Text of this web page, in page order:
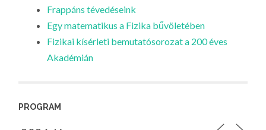
Frappáns tévedéseink
Egy matematikus a Fizika bűvöletében
Fizikai kísérleti bemutatósorozat a 200 éves
Akadémián
PROGRAM